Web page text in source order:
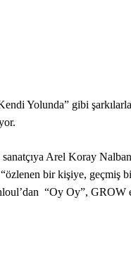
Yolunda” gibi
sanatçıya Arel Koray
bir kişiye, geçmiş
“Oy Oy”,